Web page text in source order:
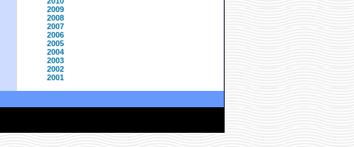
2009
2008
2007
2006
2005
2004
2003
2002
2001